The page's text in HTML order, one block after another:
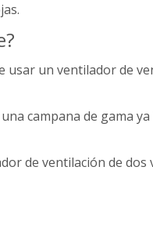
usar un ventilador de
campana de gama
de ventilación de dos